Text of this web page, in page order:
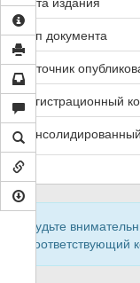
Тип документа
Источник
Регистрационный
Будьте